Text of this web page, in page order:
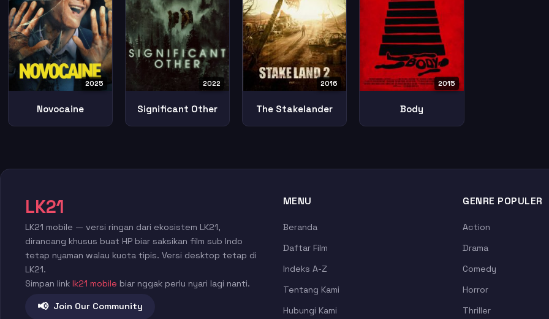
2025
Novocaine
2022
Significant Other
2016
The Stakelander
2015
Body
LK21
LK21 mobile — versi ringan dari ekosistem LK21,
dirancang khusus buat HP biar saksikan film sub Indo
tetap nyaman walau kuota tipis. Versi desktop tetap di
LK21.
Simpan link lk21 mobile biar nggak perlu nyari lagi nanti.
📢 Join Our Community
MENU
Beranda
Daftar Film
Indeks A-Z
Tentang Kami
Hubungi Kami
GENRE POPULER
Action
Drama
Comedy
Horror
Thriller